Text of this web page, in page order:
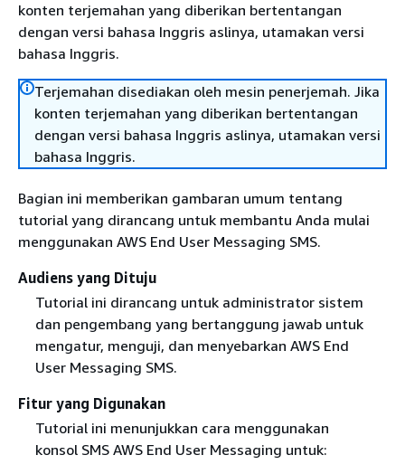
konten terjemahan yang diberikan bertentangan
dengan versi bahasa Inggris aslinya, utamakan versi
bahasa Inggris.
Terjemahan disediakan oleh mesin penerjemah. Jika
konten terjemahan yang diberikan bertentangan
dengan versi bahasa Inggris aslinya, utamakan versi
bahasa Inggris.
Bagian ini memberikan gambaran umum tentang
tutorial yang dirancang untuk membantu Anda mulai
menggunakan AWS End User Messaging SMS.
Audiens yang Dituju
Tutorial ini dirancang untuk administrator sistem
dan pengembang yang bertanggung jawab untuk
mengatur, menguji, dan menyebarkan AWS End
User Messaging SMS.
Fitur yang Digunakan
Tutorial ini menunjukkan cara menggunakan
konsol SMS AWS End User Messaging untuk: